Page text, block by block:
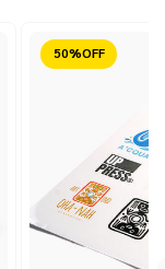
Reduzido